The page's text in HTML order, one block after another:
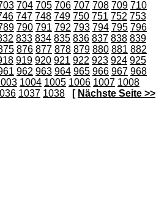
704 705 706 707 708 709 710
747 748 749 750 751 752 753
790 791 792 793 794 795 796
833 834 835 836 837 838 839
876 877 878 879 880 881 882
919 920 921 922 923 924 925
962 963 964 965 966 967 968
1004 1005 1006 1007 1008
1037 1038 [ Nächste Seite >>